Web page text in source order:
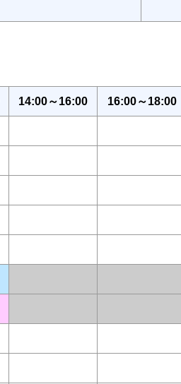
14:00～16:00 16:00～18:00